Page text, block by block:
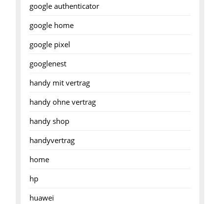
google authenticator
google home
google pixel
googlenest
handy mit vertrag
handy ohne vertrag
handy shop
handyvertrag
home
hp
huawei